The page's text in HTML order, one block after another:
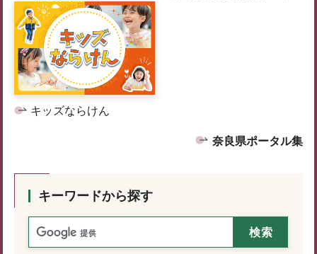
キッズならけん
奈良県ポータル集
キーワードから探す